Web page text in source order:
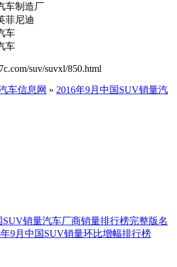
车制造厂
菲尼迪
车
车
suv/suvxl/850.html
车信息网 » 2016年9月中国SUV销量汽
SUV销量汽车厂商销量排行榜完整版名
年9月中国SUV销量环比增幅排行榜